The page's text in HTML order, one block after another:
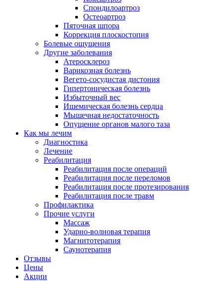
Спондилоартроз
Остеоартроз
Пяточная шпора
Коррекция плоскостопия
Болевые ощущения
Другие заболевания
Атеросклероз
Варикозная болезнь
Вегето-сосудистая дистония
Гипертоническая болезнь
Избыточный вес
Ишемическая болезнь сердца
Мышечная недостаточность
Опущение органов малого таза
Как мы лечим
Диагностика
Лечение
Реабилитация
Реабилитация после операций
Реабилитация после переломов
Реабилитация после протезирования
Реабилитация после травм
Профилактика
Прочие услуги
Массаж
Ударно-волновая терапия
Магнитотерапия
Саунотерапия
Отзывы
Цены
Акции